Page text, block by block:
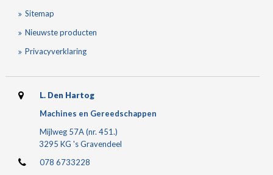
Sitemap
Nieuwste producten
Privacyverklaring
L. Den Hartog
Machines en Gereedschappen
Mijlweg 57A (nr. 451.)
3295 KG 's Gravendeel
078 6733228